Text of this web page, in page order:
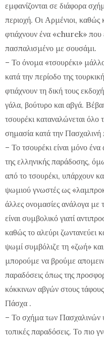
εμφανίζονται σε διάφορα
περιοχή. Οι Αρμένιοι, καθώς
φτιάχνουν ένα «churek» που
πασπαλισμένο με σουσάμι.
– Το όνομα «τσουρέκι»
κατά την περίοδο της
φτιάχνουν τη δική τους
γάλα, βούτυρο και αβγά.
τσουρέκι καταναλώνεται όλο
σημασία κατά την Πασχαλινή
– Το τσουρέκι είναι μόνο
της ελληνικής παράδοσης,
από το τσουρέκι, υπάρχουν
ψωμιού γνωστές ως
άλλες ονομασίες ανάλογα
είναι συμβολικό γιατί
καθώς το αλεύρι ζωντανεύει
ψωμί συμβόλιζε τη «ζωή»
μπορούμε να βρούμε
παραδόσεις όπως της
κόκκινων αβγών στους
Πάσχα .
– Το σχήμα των Πασχαλινών
τοπικές παραδόσεις. Το πιο